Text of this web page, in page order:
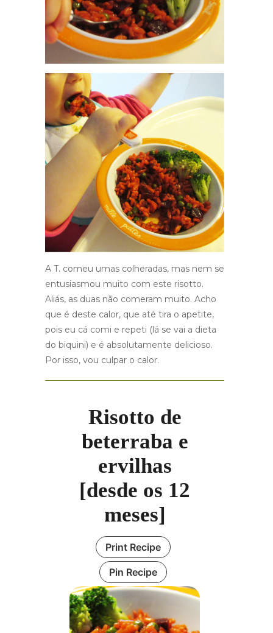
A T. comeu umas colheradas, mas nem se
entusiasmou muito com este risotto.
Aliás, as duas não comeram muito. Acho
que é deste calor, que até tira o apetite,
pois eu cá comi e repeti (lá se vai a dieta
do biquini) e é absolutamente delicioso.
Por isso, vou culpar o calor.
Risotto de
beterraba e
ervilhas
[desde os 12
meses]
Print Recipe
Pin Recipe